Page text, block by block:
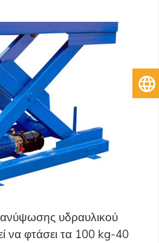
υδραυλικού
να φτάσει τα 100 kg-40